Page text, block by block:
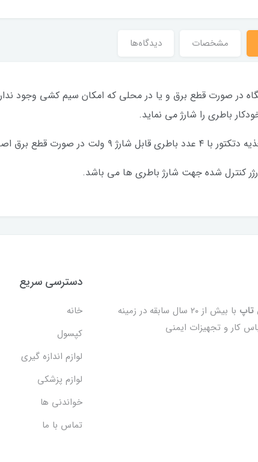
مشخصات دیدگاه‌ها
در صورت قطع برق و یا در محلی که امکان سیم کشی وجود
باطری را شارژ می نماید.
قابل شارژ ۹ ولت در صورت قطع برق اصلی است.
کنترل شده جهت شارژ باطری ها می باشد.
تاپ
با بیش از ۲۰ سال سابقه در زمینه
کار و تجهیزات ایمنی
دسترسی سریع
خانه
کپسول
لوازم اندازه گیری
لوازم پزشکی
خواندنی ها
تماس با ما